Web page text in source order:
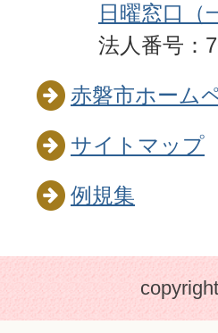
日曜窓口（
法人番号：
赤磐市ホーム
サイトマップ
例規集